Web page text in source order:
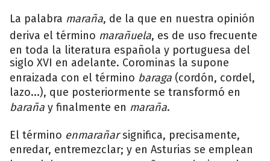
La palabra maraña, de la que en nuestra opinión
deriva el término marañuela, es de uso frecuente
en toda la literatura española y portuguesa del
siglo XVI en adelante. Corominas la supone
enraizada con el término baraga (cordón, cordel,
lazo...), que posteriormente se transformó en
baraña y finalmente en maraña.
El término enmarañarsignifica, precisamente,
enredar, entremezclar; y en Asturias se emplean